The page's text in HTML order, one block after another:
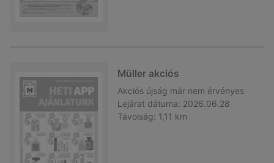
Müller akciós
Akciós újság már nem érvényes
Lejárat dátuma: 2026.06.28
Távolság: 1,11 km